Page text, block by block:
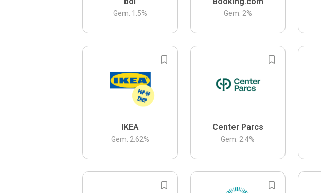
Gem. 1.5% Gem. 2%
IKEA
Gem. 2.62%
Center Parcs
Gem. 2.4%